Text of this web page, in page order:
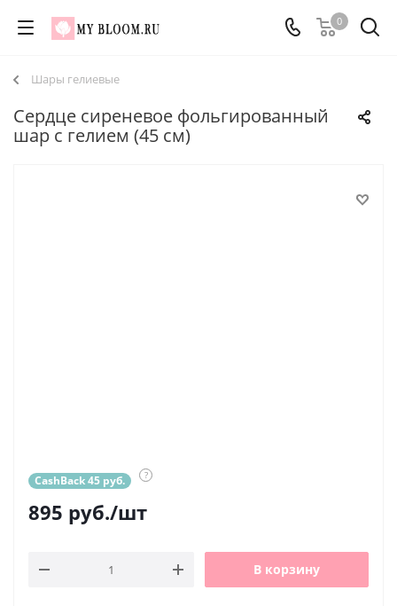
0
Шары гелиевые
Сердце сиреневое фольгированный
шар с гелием (45 см)
CashBack 45 руб. ?
895 руб./шт
В корзину